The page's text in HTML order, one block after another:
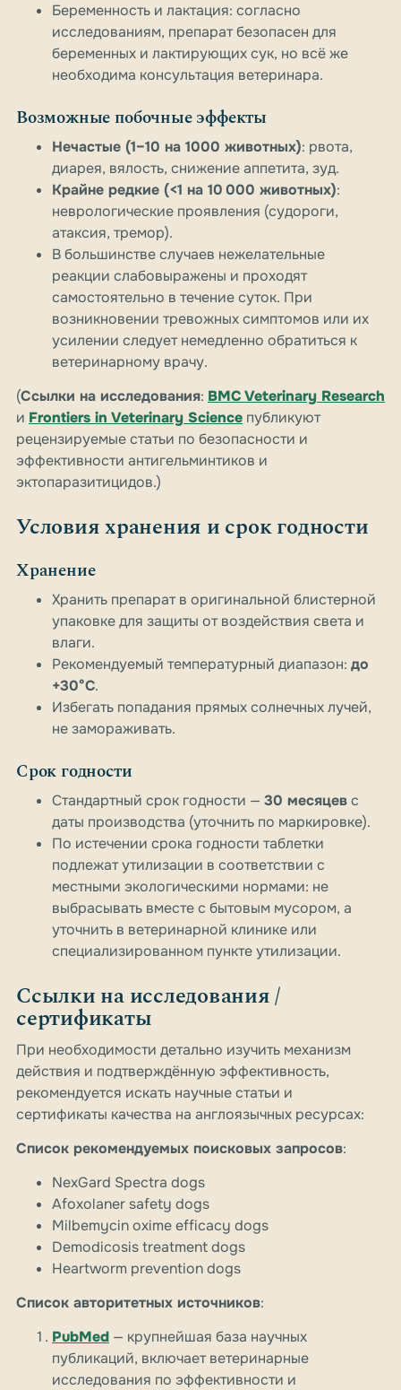
Беременность и лактация: согласно
исследованиям, препарат безопасен для
беременных и лактирующих сук, но всё же
необходима консультация ветеринара.
Возможные побочные эффекты
Нечастые (1–10 на 1000 животных): рвота,
диарея, вялость, снижение аппетита, зуд.
Крайне редкие (<1 на 10 000 животных):
неврологические проявления (судороги,
атаксия, тремор).
В большинстве случаев нежелательные
реакции слабовыражены и проходят
самостоятельно в течение суток. При
возникновении тревожных симптомов или их
усилении следует немедленно обратиться к
ветеринарному врачу.
(Ссылки на исследования: BMC Veterinary Research
и Frontiers in Veterinary Science публикуют
рецензируемые статьи по безопасности и
эффективности антигельминтиков и
эктопаразитицидов.)
Условия хранения и срок годности
Хранение
Хранить препарат в оригинальной блистерной
упаковке для защиты от воздействия света и
влаги.
Рекомендуемый температурный диапазон: до
+30°C.
Избегать попадания прямых солнечных лучей,
не замораживать.
Срок годности
Стандартный срок годности — 30 месяцевс
даты производства (уточнить по маркировке).
По истечении срока годности таблетки
подлежат утилизации в соответствии с
местными экологическими нормами: не
выбрасывать вместе с бытовым мусором, а
уточнить в ветеринарной клинике или
специализированном пункте утилизации.
Ссылки на исследования /
сертификаты
При необходимости детально изучить механизм
действия и подтверждённую эффективность,
рекомендуется искать научные статьи и
сертификаты качества на англоязычных ресурсах:
Список рекомендуемых поисковых запросов:
NexGard Spectra dogs
Afoxolaner safety dogs
Milbemycin oxime efficacy dogs
Demodicosis treatment dogs
Heartworm prevention dogs
Список авторитетных источников:
PubMed — крупнейшая база научных
публикаций, включает ветеринарные
исследования по эффективности и